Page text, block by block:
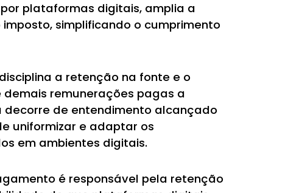
plataformas digitais, amplia a
simplificando o cumprimento
a retenção na fonte e o
demais remunerações pagas a
de entendimento alcançado
uniformizar e adaptar os
em ambientes digitais.
é responsável pela retenção